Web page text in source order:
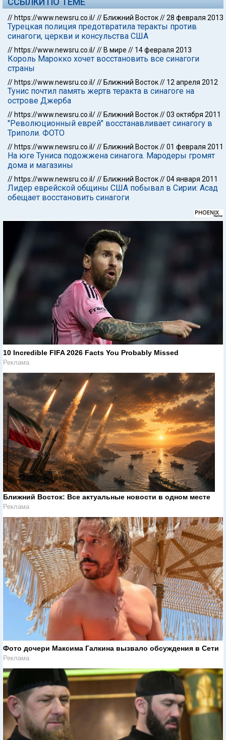
// https://www.newsru.co.il/// Ближний Восток//28 февраля 2013
Турецкая полиция предотвратила теракты против
синагоги, церкви и консульства США
// https://www.newsru.co.il/// В мире // 14 февраля 2013
Король Марокко хочет восстановить все синагоги
страны
// https://www.newsru.co.il/// Ближний Восток// 12 апреля 2012
Тунис почтил память жертв теракта в синагоге на
острове Джерба
// https://www.newsru.co.il/// Ближний Восток//03 октября 2011
"Революционный еврей" восстанавливает синагогу в
Триполи. ФОТО
// https://www.newsru.co.il/// Ближний Восток//01 февраля 2011
На юге Туниса подожжена синагога. Мародеры громят
дома и магазины
// https://www.newsru.co.il/// Ближний Восток//04 января 2011
Лидер еврейской общины США побывал в Сирии: Асад
обещает восстановить синагоги
10 Incredible FIFA 2026 Facts You Probably Missed
Реклама
Ближний Восток: Все актуальные новости в одном месте
Реклама
Фото дочери Максима Галкина вызвало обсуждения в Сети
Реклама